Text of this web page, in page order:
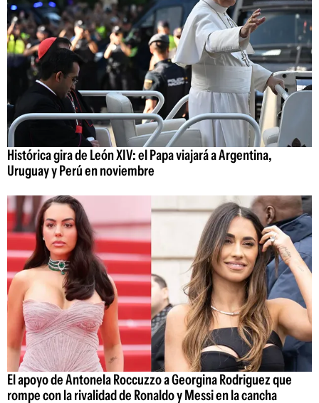
Histórica gira de León XIV: el Papa viajará a Argentina,
Uruguay y Perú en noviembre
El apoyo de Antonela Roccuzzo a Georgina Rodriguez que
rompe con la rivalidad de Ronaldo y Messi en la cancha